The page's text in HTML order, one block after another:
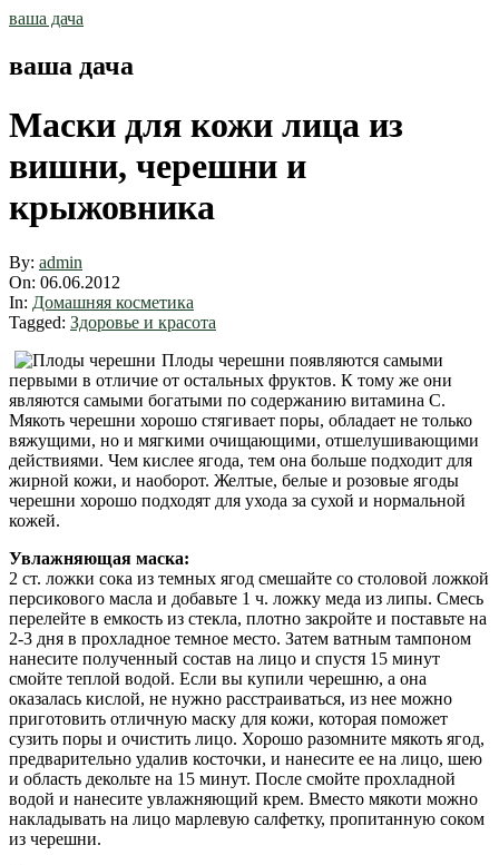
Skip
ваша дача
ваша дача
Маски для кожи лица из
вишни, черешни и
крыжовника
By: admin
On: 06.06.2012
In: Домашняя косметика
Tagged: Здоровье и красота
Плоды черешни появляются самыми
первыми в отличие от остальных фруктов. К тому же они
являются самыми богатыми по содержанию витамина C.
Мякоть черешни хорошо стягивает поры, обладает не только
вяжущими, но и мягкими очищающими, отшелушивающими
действиями. Чем кислее ягода, тем она больше подходит для
жирной кожи, и наоборот. Желтые, белые и розовые ягоды
черешни хорошо подходят для ухода за сухой и нормальной
кожей.
Увлажняющая маска:
2 ст. ложки сока из темных ягод смешайте со столовой ложкой
персикового масла и добавьте 1 ч. ложку меда из липы. Смесь
перелейте в емкость из стекла, плотно закройте и поставьте на
2-3 дня в прохладное темное место. Затем ватным тампоном
нанесите полученный состав на лицо и спустя 15 минут
смойте теплой водой. Если вы купили черешню, а она
оказалась кислой, не нужно расстраиваться, из нее можно
приготовить отличную маску для кожи, которая поможет
сузить поры и очистить лицо. Хорошо разомните мякоть ягод,
предварительно удалив косточки, и нанесите ее на лицо, шею
и область декольте на 15 минут. После смойте прохладной
водой и нанесите увлажняющий крем. Вместо мякоти можно
накладывать на лицо марлевую салфетку, пропитанную соком
из черешни.